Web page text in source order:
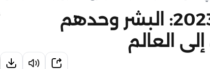
جيمس بالوغ لـ اكسبوجر 2023: البشر وحدهم
العالم